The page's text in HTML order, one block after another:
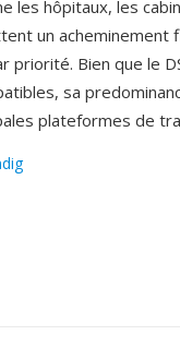
les hôpitaux, les
un acheminement
priorité. Bien que le
sa
plateformes de